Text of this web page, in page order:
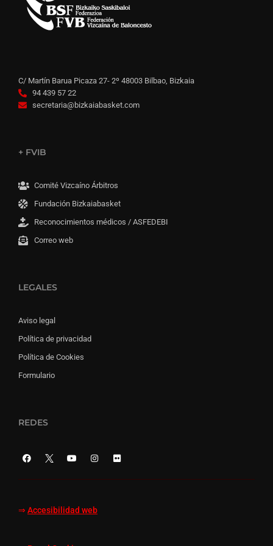
C/ Martín Barua Picaza 27- 2º 48003 Bilbao, Bizkaia
94 439 57 22
secretaria@bizkaiabasket.com
+ FVIB
Comité Vizcaíno Árbitros
Fundación Bizkaiabasket
Reconocimientos médicos / ASFEDEBI
Correo web
LEGALES
Aviso legal
Política de privacidad
Política de Cookies
Formulario
REDES
⇒ Accesibilidad web